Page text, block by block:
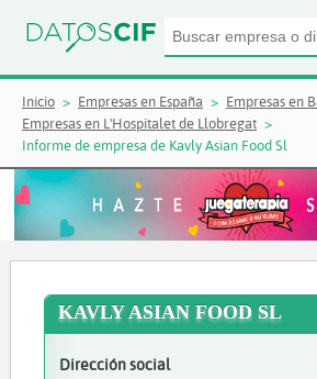
Inicio Empresas en España
Empresas en
Empresas en L'Hospitalet de Llobregat
Informe de empresa de Kavly Asian Food Sl
KAVLY ASIAN FOOD SL
Dirección social